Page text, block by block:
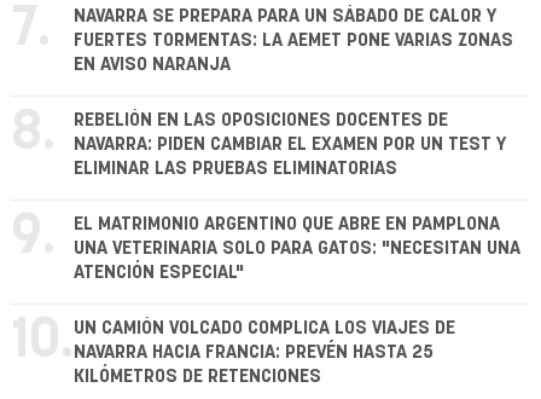
7.
NAVARRA SE PREPARA PARA UN SÁBADO DE CALOR Y
FUERTES TORMENTAS: LA AEMET PONE VARIAS ZONAS
EN AVISO NARANJA
8.
REBELIÓN EN LAS OPOSICIONES DOCENTES DE
NAVARRA: PIDEN CAMBIAR EL EXAMEN POR UN TEST Y
ELIMINAR LAS PRUEBAS ELIMINATORIAS
9.
EL MATRIMONIO ARGENTINO QUE ABRE EN PAMPLONA
UNA VETERINARIA SOLO PARA GATOS: "NECESITAN UNA
ATENCIÓN ESPECIAL"
10. UN CAMIÓN VOLCADO COMPLICA LOS VIAJES DE
NAVARRA HACIA FRANCIA: PREVÉN HASTA 25
KILÓMETROS DE RETENCIONES